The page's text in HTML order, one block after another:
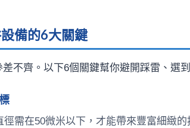
備的6大關鍵
不齊。以下6個關鍵幫你避開踩雷、選
徑需在50微米以下，才能帶來豐富細緻